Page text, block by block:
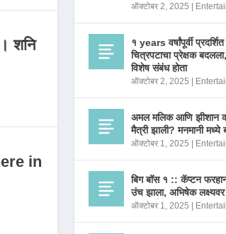
शनि
in
ऑक्टोबर 2, 2025
१ years वर्षांपूर्वी
चित्रपटाचा प्रेक्षक
विशेष संबंध होता
ऑक्टोबर 2, 2025
अमल मलिक आणि झीशान
मैत्री झाली? मनमानी
ऑक्टोबर 1, 2025
बिग बॉस १ :: कॅप्टन
उंच झाला, अभिषेक
ऑक्टोबर 1, 2025